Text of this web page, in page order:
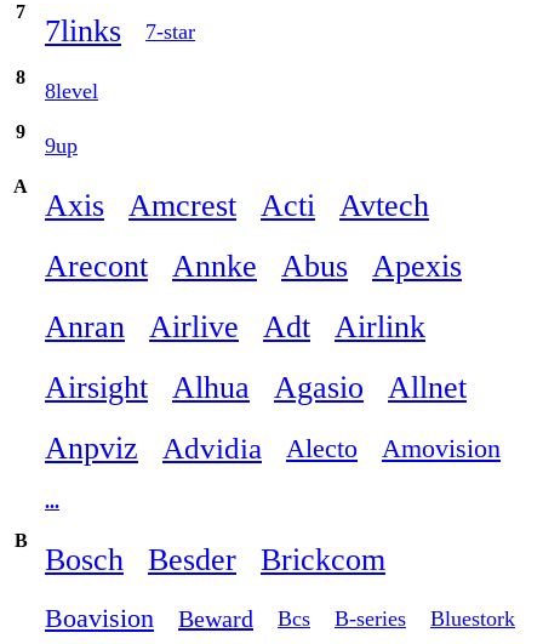
7
7links 7-star
8
8level
9
9up
A
Axis Amcrest Acti
Avtech
Arecont
Annke Abus
Apexis
Anran
Airlive Adt
Airlink
Airsight
Alhua Agasio
Allnet
Anpviz
Advidia Alecto Amovision
...
B
Bosch Besder Brickcom
Boavision Beward Bcs B-series Bluestork